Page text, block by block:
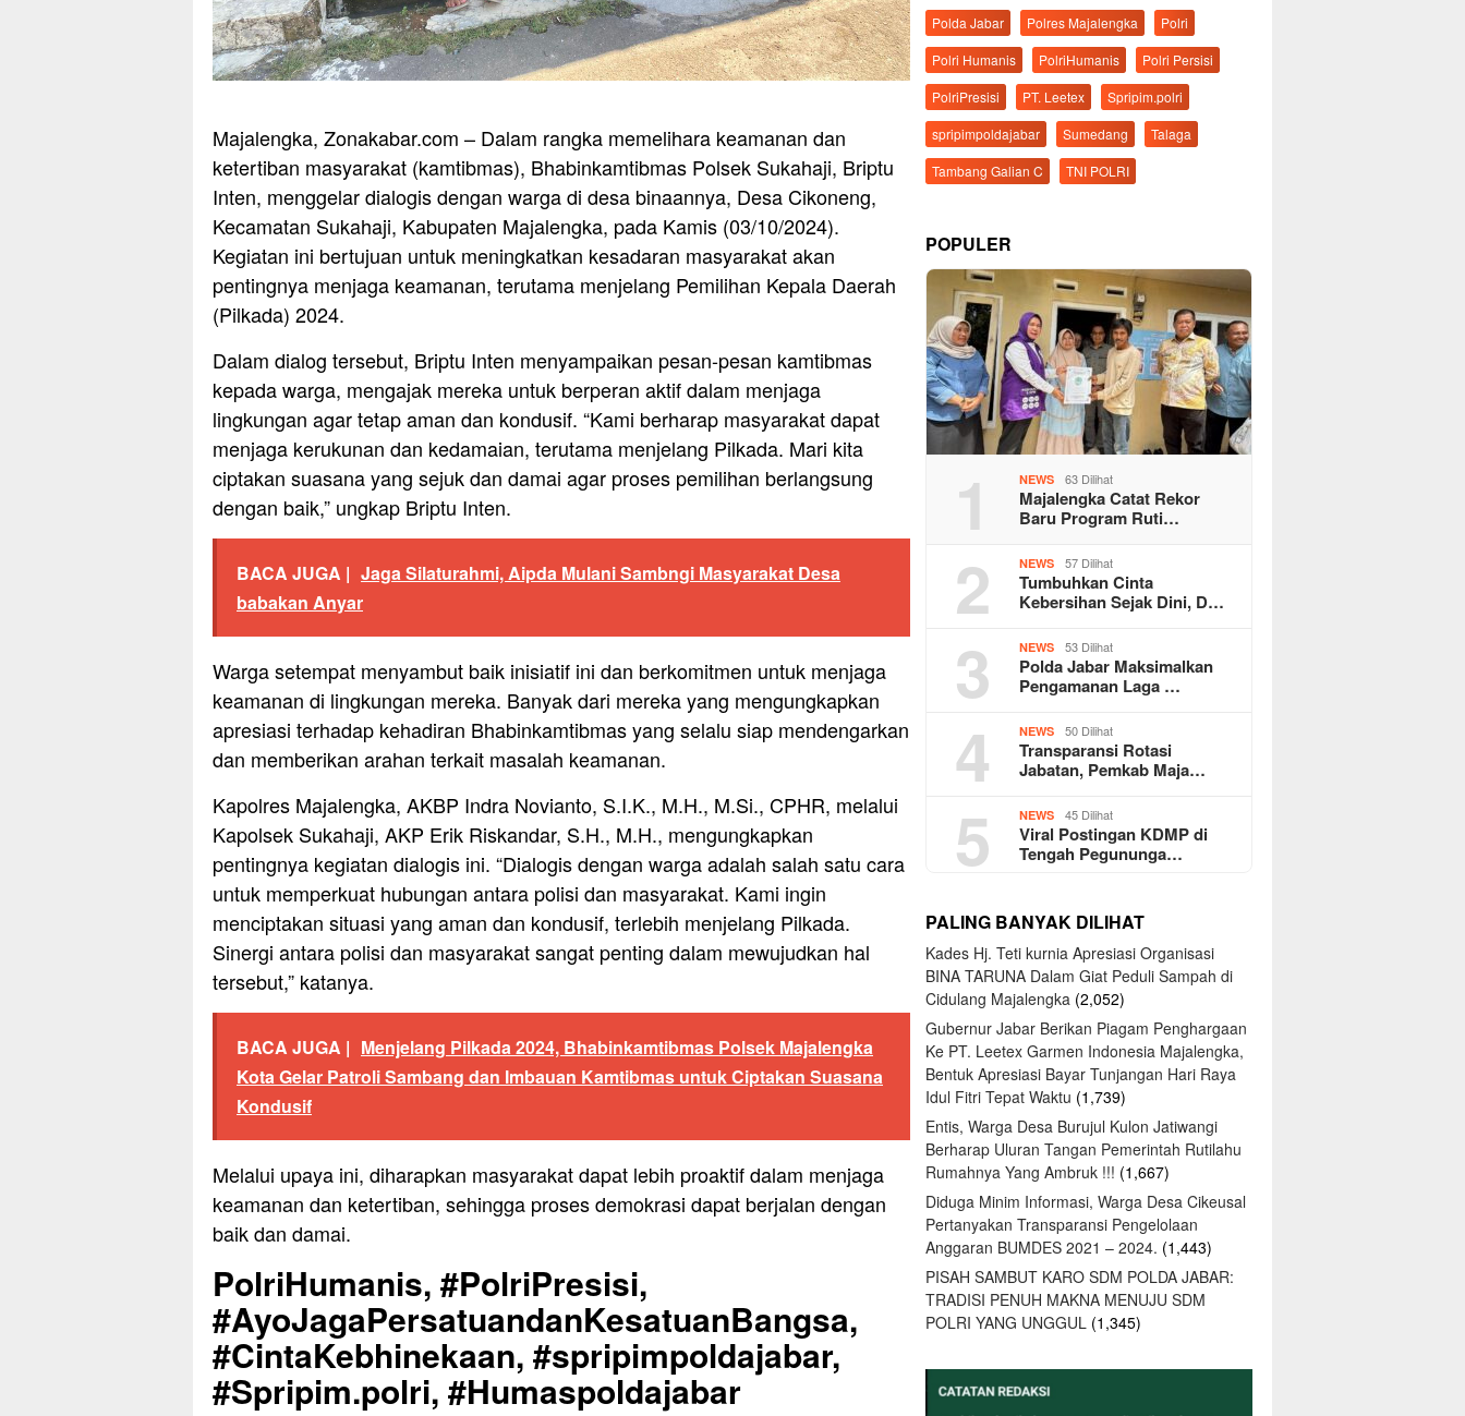
Majalengka, Zonakabar.com – Dalam rangka memelihara keamanan dan
ketertiban masyarakat (kamtibmas), Bhabinkamtibmas Polsek Sukahaji, Briptu
Inten, menggelar dialogis dengan warga di desa binaannya, Desa Cikoneng,
Kecamatan Sukahaji, Kabupaten Majalengka, pada Kamis (03/10/2024).
Kegiatan ini bertujuan untuk meningkatkan kesadaran masyarakat akan
pentingnya menjaga keamanan, terutama menjelang Pemilihan Kepala Daerah
(Pilkada) 2024.
Dalam dialog tersebut, Briptu Inten menyampaikan pesan-pesan kamtibmas
kepada warga, mengajak mereka untuk berperan aktif dalam menjaga
lingkungan agar tetap aman dan kondusif. “Kami berharap masyarakat dapat
menjaga kerukunan dan kedamaian, terutama menjelang Pilkada. Mari kita
ciptakan suasana yang sejuk dan damai agar proses pemilihan berlangsung
dengan baik,” ungkap Briptu Inten.
BACA JUGA | Jaga Silaturahmi, Aipda Mulani Sambngi Masyarakat Desa
babakan Anyar
Warga setempat menyambut baik inisiatif ini dan berkomitmen untuk menjaga
keamanan di lingkungan mereka. Banyak dari mereka yang mengungkapkan
apresiasi terhadap kehadiran Bhabinkamtibmas yang selalu siap mendengarkan
dan memberikan arahan terkait masalah keamanan.
Kapolres Majalengka, AKBP Indra Novianto, S.I.K., M.H., M.Si., CPHR, melalui
Kapolsek Sukahaji, AKP Erik Riskandar, S.H., M.H., mengungkapkan
pentingnya kegiatan dialogis ini. “Dialogis dengan warga adalah salah satu cara
untuk memperkuat hubungan antara polisi dan masyarakat. Kami ingin
menciptakan situasi yang aman dan kondusif, terlebih menjelang Pilkada.
Sinergi antara polisi dan masyarakat sangat penting dalam mewujudkan hal
tersebut,” katanya.
BACA JUGA | Menjelang Pilkada 2024, Bhabinkamtibmas Polsek Majalengka
Kota Gelar Patroli Sambang dan Imbauan Kamtibmas untuk Ciptakan Suasana
Kondusif
Melalui upaya ini, diharapkan masyarakat dapat lebih proaktif dalam menjaga
keamanan dan ketertiban, sehingga proses demokrasi dapat berjalan dengan
baik dan damai.
PolriHumanis, #PolriPresisi,
#AyoJagaPersatuandanKesatuanBangsa,
#CintaKebhinekaan, #spripimpoldajabar,
#Spripim.polri, #Humaspoldajabar
Polda Jabar
Polres Majalengka
Polri
Polri Humanis
PolriHumanis
Polri Persisi
PolriPresisi
PT. Leetex
Spripim.polri
spripimpoldajabar
Sumedang
Talaga
Tambang Galian C
TNI POLRI
POPULER
1 NEWS 63 Dilihat
Majalengka Catat Rekor
Baru Program Ruti…
2 NEWS 57 Dilihat
Tumbuhkan Cinta
Kebersihan Sejak Dini, D…
3 NEWS 53 Dilihat
Polda Jabar Maksimalkan
Pengamanan Laga …
4 NEWS 50 Dilihat
Transparansi Rotasi
Jabatan, Pemkab Maja…
5 NEWS 45 Dilihat
Viral Postingan KDMP di
Tengah Pegununga…
PALING BANYAK DILIHAT
Kades Hj. Teti kurnia Apresiasi Organisasi
BINA TARUNA Dalam Giat Peduli Sampah di
Cidulang Majalengka (2,052)
Gubernur Jabar Berikan Piagam Penghargaan
Ke PT. Leetex Garmen Indonesia Majalengka,
Bentuk Apresiasi Bayar Tunjangan Hari Raya
Idul Fitri Tepat Waktu (1,739)
Entis, Warga Desa Burujul Kulon Jatiwangi
Berharap Uluran Tangan Pemerintah Rutilahu
Rumahnya Yang Ambruk !!! (1,667)
Diduga Minim Informasi, Warga Desa Cikeusal
Pertanyakan Transparansi Pengelolaan
Anggaran BUMDES 2021 – 2024. (1,443)
PISAH SAMBUT KARO SDM POLDA JABAR:
TRADISI PENUH MAKNA MENUJU SDM
POLRI YANG UNGGUL (1,345)